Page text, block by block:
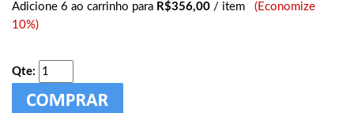
Adicione 6 ao carrinho para R$356,00 / item (Economize
10%)
Qte: